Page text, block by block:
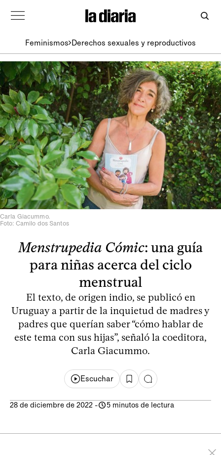
Feminismos Derechos sexuales y reproductivos
Carla Giacummo.
Foto: Camilo dos Santos
Menstrupedia Cómic: una guía
para niñas acerca del ciclo
menstrual
El texto, de origen indio, se publicó en
Uruguay a partir de la inquietud de madres y
padres que querían saber “cómo hablar de
este tema con sus hijas”, señaló la coeditora,
Carla Giacummo.
Escuchar
28 de diciembre de 2022 - 5 minutos de lectura